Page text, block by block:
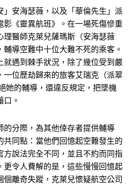
」安海瑟薇，以及「華倫先生」派
影《靈異航班》。在一場死傷慘重
理醫師克萊兒薩瑪斯（安海瑟薇
導空難中十位大難不死的乘客。
就遇到棘手狀況，除了幾位受到嚴
一位歷劫歸來的旅客艾瑞克（派翠
她的輔導，還違反規定，把墜機
口。
的分際，為其他倖存者提供輔導
共同點：當他們回憶起空難發生的
方說法完全不同，並且不約而同指
更令人費解的是，這些慢慢回憶起
個離奇失蹤，克萊兒懷疑航空公司